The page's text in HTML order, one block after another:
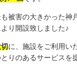
被害の大きかった神
り開設致しました♪
に、施設をご利用い
りのあるサービスを